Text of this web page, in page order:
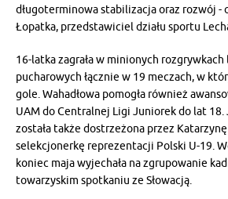
długoterminowa stabilizacja oraz rozwój -
Łopatka, przedstawiciel działu sportu
16-latka zagrała w minionych
pucharowych łącznie w 19 meczach, w
gole. Wahadłowa pomogła również
UAM do Centralnej Ligi Juniorek do lat 18.
została także dostrzeżona przez
selekcjonerkę reprezentacji Polski U-19.
koniec maja wyjechała na zgrupowanie
towarzyskim spotkaniu ze Słowacją.